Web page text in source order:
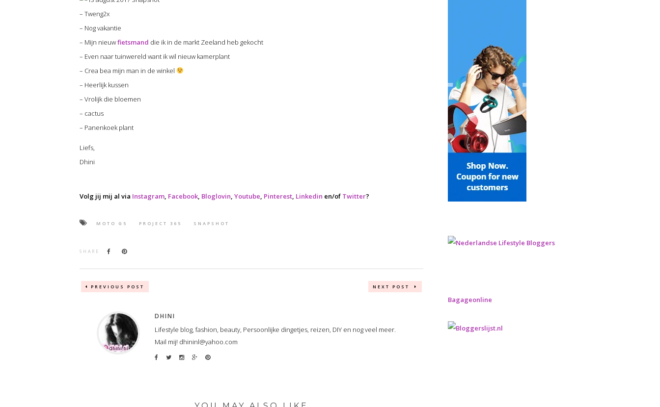
– Tweng2x
– Nog vakantie
– Mijn nieuwfietsmand die ik in de markt Zeeland heb gekocht
– Even naar tuinwereld want ik wil nieuw kamerplant
– Crea bea mijn man in de winkel
– Heerlijk kussen
– Vrolijk die bloemen
– cactus
– Panenkoek plant
Liefs,
Dhini
Volg jij mij al via Instagram, Facebook, Bloglovin, Youtube, Pinterest, Linkedin en/of Twitter?
MOTO G5 PROJECT 365 SNAPSHOT
SHARE
PREVIOUS POST NEXT POST
DHINI
Lifestyle blog, fashion, beauty, Persoonlijke dingetjes, reizen, DIY en nog veel meer.
Mail mij! dhininl@yahoo.com
Bagageonline